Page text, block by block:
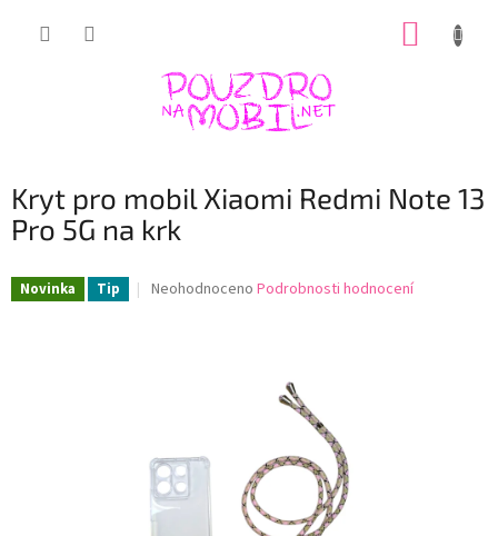
Kryt pro mobil Xiaomi Redmi Note 13
Pro 5G na krk
Novinka Tip
Průměrné
Neohodnoceno Podrobnosti hodnocení